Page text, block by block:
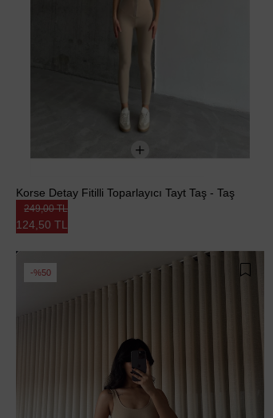
Korse Detay Fitilli Toparlayıcı Tayt Taş - Taş
124,50 TL
249,00 TL
%50